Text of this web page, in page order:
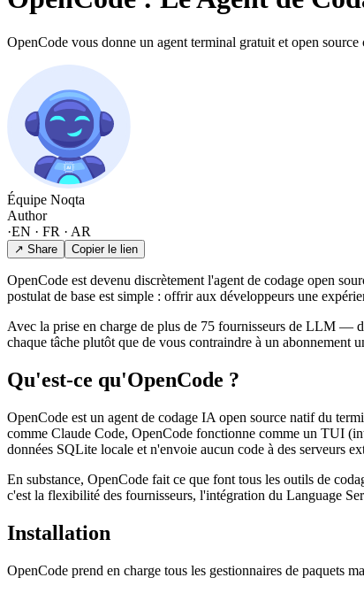
OpenCode vous donne un agent terminal gratuit et open
Équipe Noqta
Author
·EN · FR · AR
↗ Share Copier le lien
OpenCode est devenu discrètement l'agent de codage open
postulat de base est simple : offrir aux développeurs une
Avec la prise en charge de plus de 75 fournisseurs de LLM —
chaque tâche plutôt que de vous contraindre à un abonnement
Qu'est-ce qu'OpenCode ?
OpenCode est un agent de codage IA open source natif du
comme Claude Code, OpenCode fonctionne comme un TUI
données SQLite locale et n'envoie aucun code à des serveurs
En substance, OpenCode fait ce que font tous les outils de
c'est la flexibilité des fournisseurs, l'intégration du Language
Installation
OpenCode prend en charge tous les gestionnaires de paquets